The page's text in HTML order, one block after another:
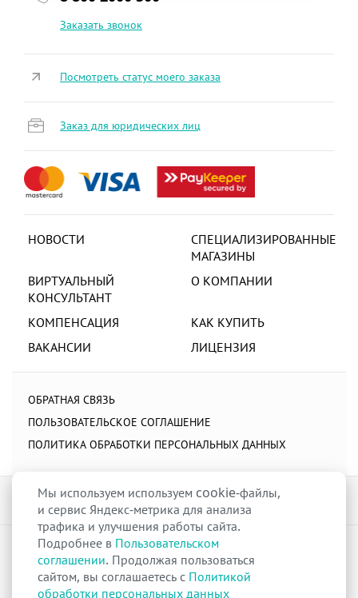
Заказать звонок
НОВОСТИ
СПЕЦИАЛИЗИРОВАННЫЕ
МАГАЗИНЫ
ВИРТУАЛЬНЫЙ
КОНСУЛЬТАНТ
О КОМПАНИИ
КОМПЕНСАЦИЯ
КАК КУПИТЬ
ВАКАНСИИ
ЛИЦЕНЗИЯ
ОБРАТНАЯ СВЯЗЬ
ПОЛЬЗОВАТЕЛЬСКОЕ СОГЛАШЕНИЕ
ПОЛИТИКА ОБРАБОТКИ ПЕРСОНАЛЬНЫХ ДАННЫХ
Посмотреть статус моего заказа
Заказ для юридических лиц
raduga-ural.ru ©
Группа компаний Радуга
ЛицензияЛ042-00110-77/00263680 от 07 декабря 2017 г.
Разрешение№Р013-00110-66/03100314на дистанционную торговлю
лекарственными препаратами от 02 сентября 2025 г.
Мы используем используем cookie-файлы,
и сервис Яндекс-метрика для анализа
трафика и улучшения работы сайта.
Подробнее в Пользовательском
соглашении. Продолжая пользоваться
сайтом, вы соглашаетесь с Политикой
обработки персональных данных